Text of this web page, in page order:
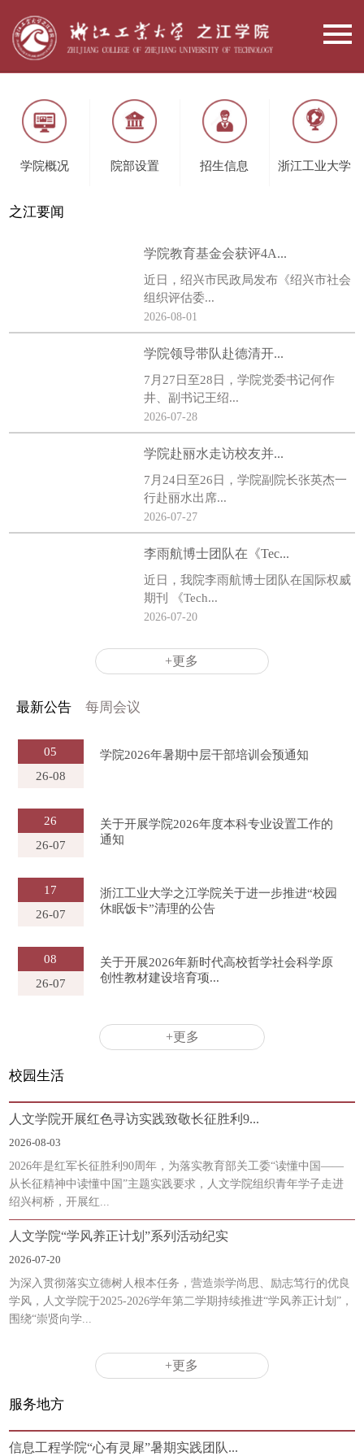
学院概况 院部设置 招生信息 浙江工业大学
之江要闻
学院教育基金会获评4A...
近日，绍兴市民政局发布《绍兴市社会
组织评估委...
2026-08-01
学院领导带队赴德清开...
7月27日至28日，学院党委书记何作
井、副书记王绍...
2026-07-28
学院赴丽水走访校友并...
7月24日至26日，学院副院长张英杰一
行赴丽水出席...
2026-07-27
李雨航博士团队在《Tec...
近日，我院李雨航博士团队在国际权威
期刊 《Tech...
2026-07-20
+更多
最新公告 每周会议
05
26-08
学院2026年暑期中层干部培训会预通知
26
26-07
关于开展学院2026年度本科专业设置工作的
通知
17
26-07
浙江工业大学之江学院关于进一步推进“校园
休眠饭卡”清理的公告
08
26-07
关于开展2026年新时代高校哲学社会科学原
创性教材建设培育项...
+更多
校园生活
人文学院开展红色寻访实践致敬长征胜利9...
2026-08-03
2026年是红军长征胜利90周年，为落实教育部关工委“读懂中国——
从长征精神中读懂中国”主题实践要求，人文学院组织青年学子走进
绍兴柯桥，开展红...
人文学院“学风养正计划”系列活动纪实
2026-07-20
为深入贯彻落实立德树人根本任务，营造崇学尚思、励志笃行的优良
学风，人文学院于2025-2026学年第二学期持续推进“学风养正计划”，
围绕“崇贤向学...
+更多
服务地方
信息工程学院“心有灵犀”暑期实践团队...